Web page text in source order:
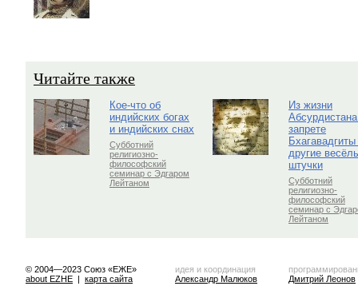
Читайте также
Кое-что об
индийских богах
и индийских снах
Субботний
религиозно-
философский
семинар с Эдгаром
Лейтаном
Из жизни
запрете
Бхагавадгиты
другие
штучки
Субботний
религиозно-
философский
семинар с
Лейтаном
© 2004—2023 Союз «ЕЖЕ»
about EZHE | карта сайта
идея и координация
Александр Малюков
Дмитрий Леонов